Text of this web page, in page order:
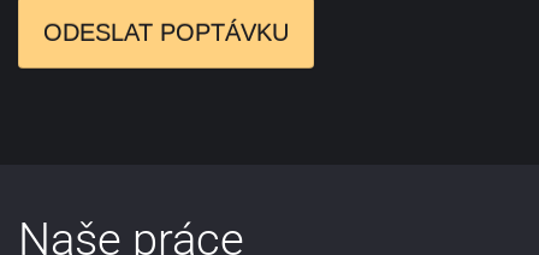
ODESLAT POPTÁVKU
Naše práce